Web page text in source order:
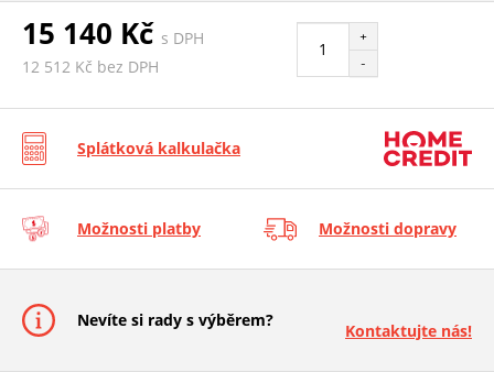
15 140 Kč s DPH
12 512 Kč bez DPH
+
-
Splátková kalkulačka
Možnosti platby Možnosti dopravy
Nevíte si rady s výběrem?
Kontaktujte nás!